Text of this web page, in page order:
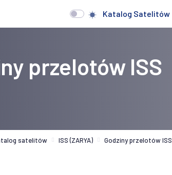
Katalog Satelitów
przelotów ISS
satelitów ISS (ZARYA) Godziny przelotów ISS